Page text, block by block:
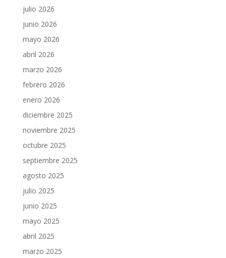
julio 2026
junio 2026
mayo 2026
abril 2026
marzo 2026
febrero 2026
enero 2026
diciembre 2025
noviembre 2025
octubre 2025
septiembre 2025
agosto 2025
julio 2025
junio 2025
mayo 2025
abril 2025
marzo 2025